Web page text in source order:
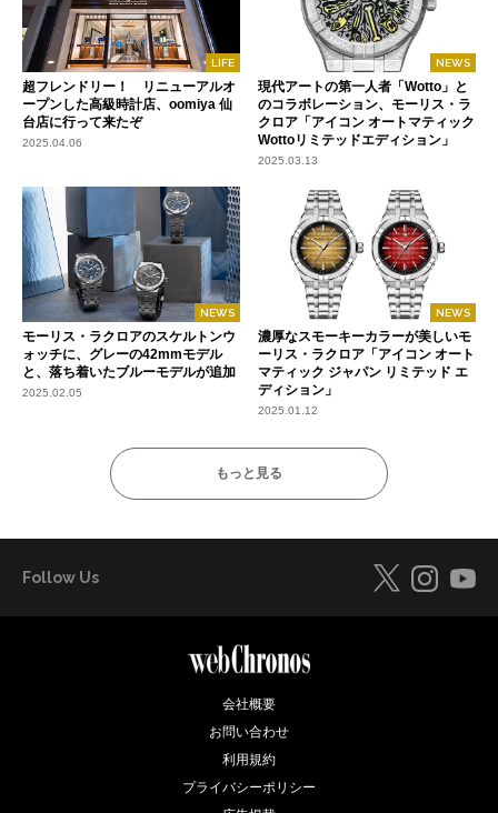
LIFE
超フレンドリー！ リニューアルオ
ープンした高級時計店、oomiya 仙
台店に行って来たぞ
2025.04.06
NEWS
現代アートの第一人者「Wotto」と
のコラボレーション、モーリス・ラ
クロア「アイコン オートマティック
Wottoリミテッドエディション」
2025.03.13
NEWS
モーリス・ラクロアのスケルトンウ
ォッチに、グレーの42mmモデル
と、落ち着いたブルーモデルが追加
2025.02.05
NEWS
濃厚なスモーキーカラーが美しいモ
ーリス・ラクロア「アイコン オート
マティック ジャパン リミテッド エ
ディション」
2025.01.12
もっと見る
Follow Us
会社概要
お問い合わせ
利用規約
プライバシーポリシー